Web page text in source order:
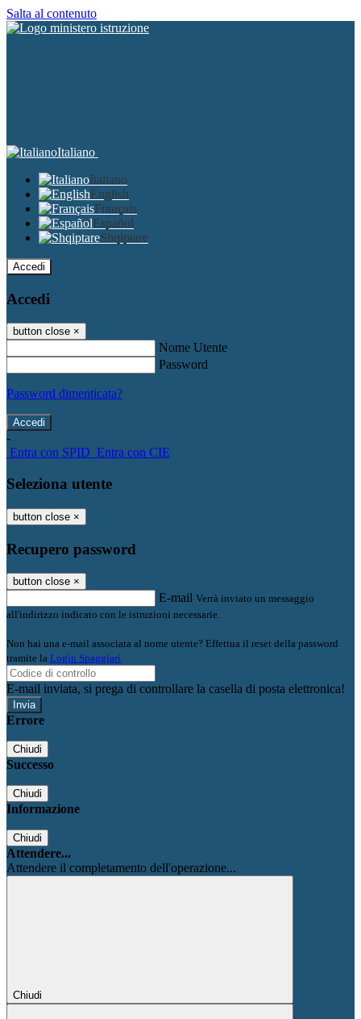
Salta al contenuto
Italiano
Italiano
English
Français
Español
Shqiptare
Accedi
Accedi
button close ×
Nome Utente
Password
Password dimenticata?
-
Entra con SPID Entra con CIE
Seleziona utente
button close ×
Recupero password
button close ×
E-mail Verrà inviato un messaggio
all'indirizzo indicato con le istruzioni necessarie.
Non hai una e-mail associata al nome utente? Effettua il reset della password
tramite la Login Spaggiari
E-mail inviata, si prega di controllare la casella di posta elettronica!
Errore
Chiudi
Successo
Chiudi
Informazione
Chiudi
Attendere...
Attendere il completamento dell'operazione...
Chiudi